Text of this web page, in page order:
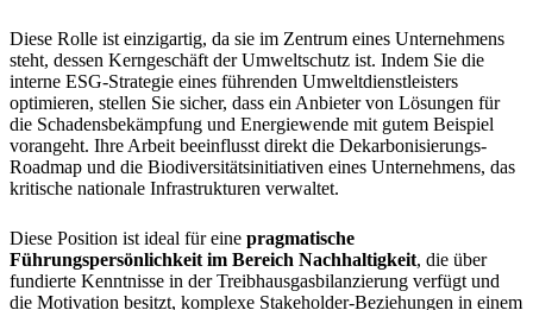
Diese Rolle ist einzigartig, da sie im Zentrum eines Unternehmens
steht, dessen Kerngeschäft der Umweltschutz ist. Indem Sie die
interne ESG-Strategie eines führenden Umweltdienstleisters
optimieren, stellen Sie sicher, dass ein Anbieter von Lösungen für
die Schadensbekämpfung und Energiewende mit gutem Beispiel
vorangeht. Ihre Arbeit beeinflusst direkt die Dekarbonisierungs-
Roadmap und die Biodiversitätsinitiativen eines Unternehmens, das
kritische nationale Infrastrukturen verwaltet.
Diese Position ist ideal für eine pragmatische
Führungspersönlichkeit im Bereich Nachhaltigkeit, die über
fundierte Kenntnisse in der Treibhausgasbilanzierung verfügt und
die Motivation besitzt, komplexe Stakeholder-Beziehungen in einem